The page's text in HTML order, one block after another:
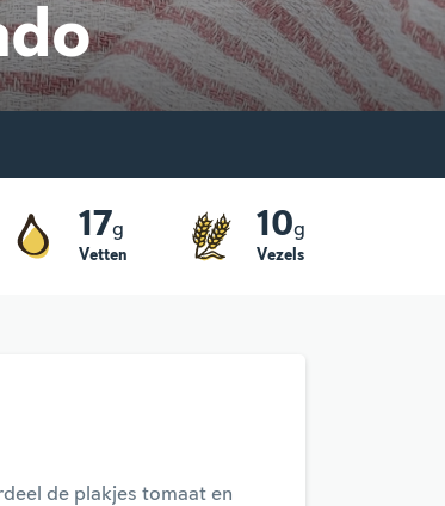
17g
Vetten
10g
Vezels
de plakjes tomaat en